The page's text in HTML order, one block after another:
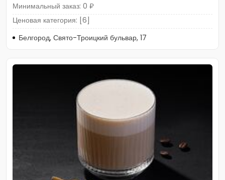
Минимальный заказ: 0 ₽
Ценовая категория: [6]
Белгород, Свято-Троицкий бульвар, 17